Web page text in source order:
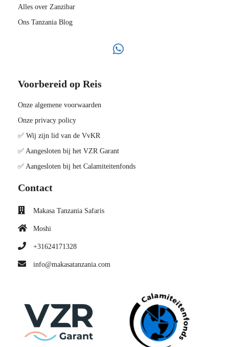
Alles over Zanzibar
Ons Tanzania Blog
Voorbereid op Reis
Onze algemene voorwaarden
Onze privacy policy
✅ Wij zijn lid van de VvKR
✅ Aangesloten bij het VZR Garant
✅ Aangesloten bij het Calamiteitenfonds
Contact
Makasa Tanzania Safaris
Moshi
+31624171328
info@makasatanzania.com